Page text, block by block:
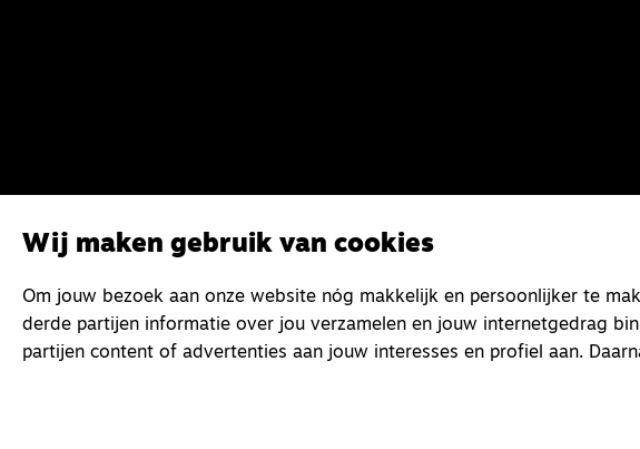
Wij maken gebruik van cookies
Om jouw bezoek aan onze website nóg makkelijk en persoonlijker te
derde partijen informatie over jou verzamelen en jouw internetgedrag
partijen content of advertenties aan jouw interesses en profiel aan.